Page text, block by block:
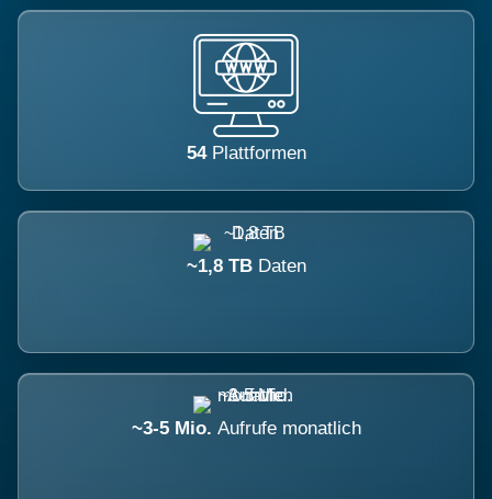
54 Plattformen
~1,8 TB Daten
~3-5 Mio. Aufrufe monatlich